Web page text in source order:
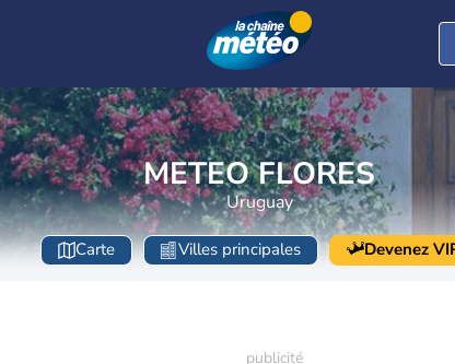
METEO FLORES
Uruguay
Carte Villes principales Devenez